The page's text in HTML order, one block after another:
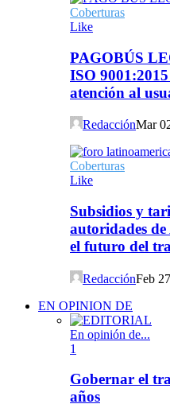
Coberturas
Like
PAGOBÚS
ISO
atención al
RedacciónMar
Coberturas
Like
Subsidios y
autoridades
el futuro del
RedacciónFeb
EN OPINION DE
En opinión de...
1
Gobernar el
años